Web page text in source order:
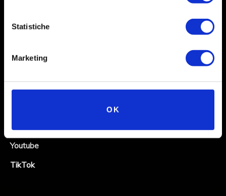
Statistiche
Marketing
OK
Facebook
Linkedin
Youtube
TikTok